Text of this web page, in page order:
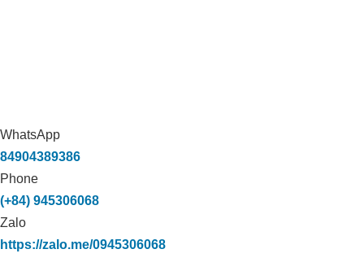
WhatsApp
84904389386
Phone
(+84) 945306068
Zalo
https://zalo.me/0945306068